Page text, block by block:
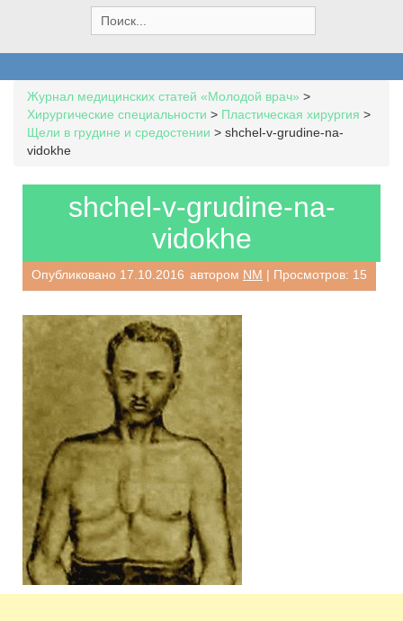
e
a
h
f
o
Журнал медицинских статей «Молодой врач» >
Хирургические специальности > Пластическая хирургия >
Щели в грудине и средостении > shchel-v-grudine-na-
vidokhe
shchel-v-grudine-na-
vidokhe
Опубликовано 17.10.2016 автором NM | Просмотров: 15